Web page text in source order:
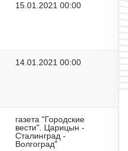
15.01.2021 00:00
14.01.2021 00:00
газета "Городские
вести". Царицын -
Сталинград -
Волгоград"